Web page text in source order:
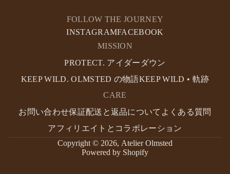
FOLLOW THE JOURNEY
INSTAGRAMFACEBOOK
MISSION
PROTECT. アイダーダウン
KEEP WILD. OLMSTED の物語KEEP WILD • 軌跡
CARE
お問い合わせ保証配送と返品について よくある質問
アフィリエイトとコラボレーション
Copyright © 2026, Atelier Olmsted
Powered by Shopify